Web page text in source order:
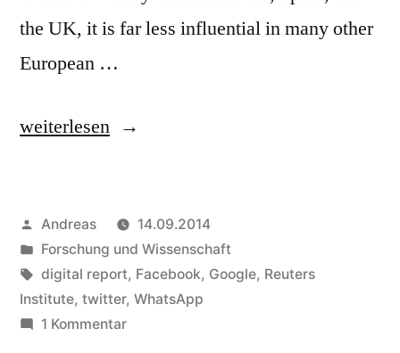
the UK, it is far less influential in many other
European …
„Is
the
most
important
network
weiterlesen
Veröffentlicht
von
Andreas
14.09.2014
Veröffentlicht
in
Forschung und Wissenschaft
Schlagwörter:
digital report, Facebook, Google, Reuters
Institute, twitter, WhatsApp
1 Kommentarzu